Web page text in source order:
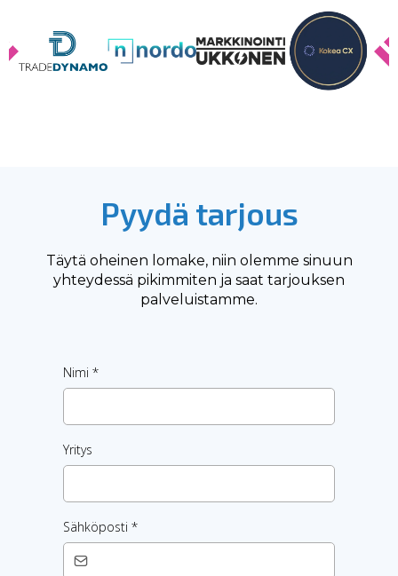
Pyydä tarjous
Täytä oheinen lomake, niin olemme sinuun
yhteydessä pikimmiten ja saat tarjouksen
palveluistamme.
Nimi *
Yritys
Sähköposti *